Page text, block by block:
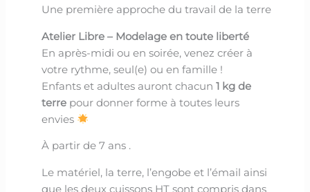
Une première approche du travail de la terre
Atelier Libre – Modelage en toute liberté
En après-midi ou en soirée, venez créer à
votre rythme, seul(e) ou en famille !
Enfants et adultes auront chacun1 kg de
terre pour donner forme à toutes leurs
envies
À partir de 7 ans .
Le matériel, la terre, l’engobe et l’émail ainsi
que les deux cuissons HT sont compris dans